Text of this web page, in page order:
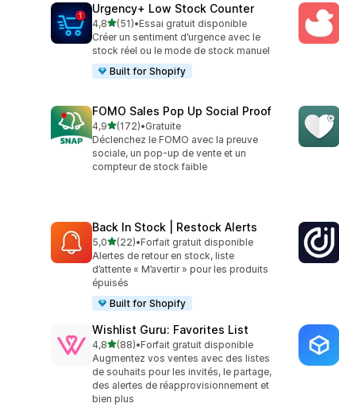
Urgency+ Low Stock Counter
4,8étoile(s) sur 5
(51)
51 avis au total
•Essai gratuit disponible
Créer un sentiment d’urgence avec le
stock réel ou le mode de stock manuel
Built for Shopify
FOMO Sales Pop Up Social Proof
4,9étoile(s) sur 5
(172)
172 avis au total
•Gratuite
Déclenchez le FOMO avec la preuve
sociale, un pop-up de vente et un
compteur de stock faible
Back In Stock | Restock Alerts
5,0étoile(s) sur 5
(22)
22 avis au total
•Forfait gratuit disponible
Alertes de retour en stock, liste
d’attente « M’avertir » pour les produits
épuisés
Built for Shopify
Wishlist Guru: Favorites List
4,8étoile(s) sur 5
(88)
88 avis au total
•Forfait gratuit disponible
Augmentez vos ventes avec des listes
de souhaits pour les invités, le partage,
des alertes de réapprovisionnement et
bien plus